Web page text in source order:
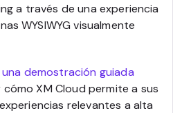
a través de una experiencia
WYSIWYG visualmente
una demostración guiada
cómo XM Cloud permite a sus
relevantes a alta